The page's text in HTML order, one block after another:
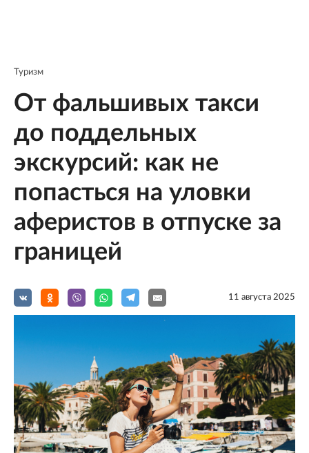
Туризм
От фальшивых такси
до поддельных
экскурсий: как не
попасться на уловки
аферистов в отпуске за
границей
11 августа 2025